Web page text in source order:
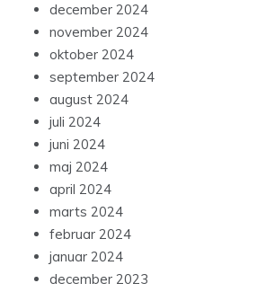
december 2024
november 2024
oktober 2024
september 2024
august 2024
juli 2024
juni 2024
maj 2024
april 2024
marts 2024
februar 2024
januar 2024
december 2023